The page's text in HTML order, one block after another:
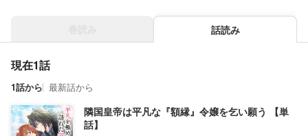
話読み
現在1話
1話から 最新話から
隣国皇帝は平凡な『額縁』令嬢を乞い願う 【単
話】